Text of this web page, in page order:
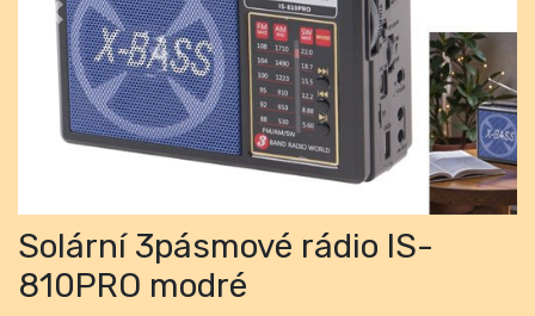
Previous
Solární 3pásmové rádio IS-
810PRO modré